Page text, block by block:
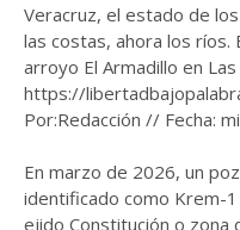
Veracruz, el estado de
las costas, ahora los ríos.
arroyo El Armadillo en
https://
Por:Redacción // Fecha:
En marzo de 2026, un
identificado como Krem-
ejido Constitución o zona